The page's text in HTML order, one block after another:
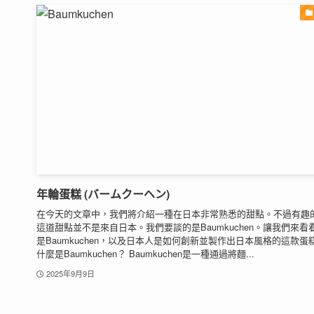
年輪蛋糕 (バームクーヘン)
在今天的文章中，我們將介紹一種在日本非常熟悉的甜點。不過有趣
這道甜點並不是來自日本。我們要談的是Baumkuchen。讓我們來看
是Baumkuchen，以及日本人是如何創新並製作出日本風格的這款蛋
什麼是Baumkuchen？ Baumkuchen是一種通過將麵...
2025年9月9日